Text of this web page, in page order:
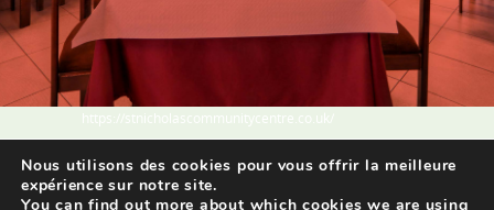
https://stnicholascommunitycentre.co.uk/
Hostal San Andrés © 2024
www.hostalsanandres.com
Nous utilisons des cookies pour vous offrir la meilleure
expérience sur notre site.
You can find out more about which cookies we are using